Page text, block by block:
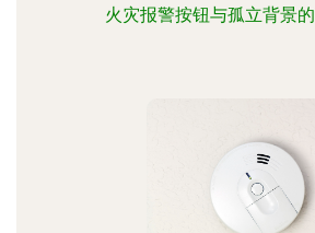
火灾报警按钮与孤立背景